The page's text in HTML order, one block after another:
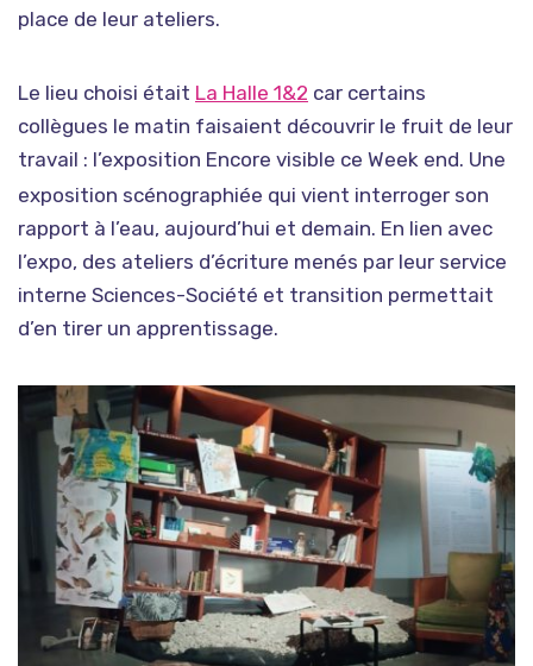
place de leur ateliers.
Le lieu choisi était La Halle 1&2 car certains
collègues le matin faisaient découvrir le fruit de leur
travail : l’exposition Encore visible ce Week end. Une
exposition scénographiée qui vient interroger son
rapport à l’eau, aujourd’hui et demain. En lien avec
l’expo, des ateliers d’écriture menés par leur service
interne Sciences-Société et transition permettait
d’en tirer un apprentissage.